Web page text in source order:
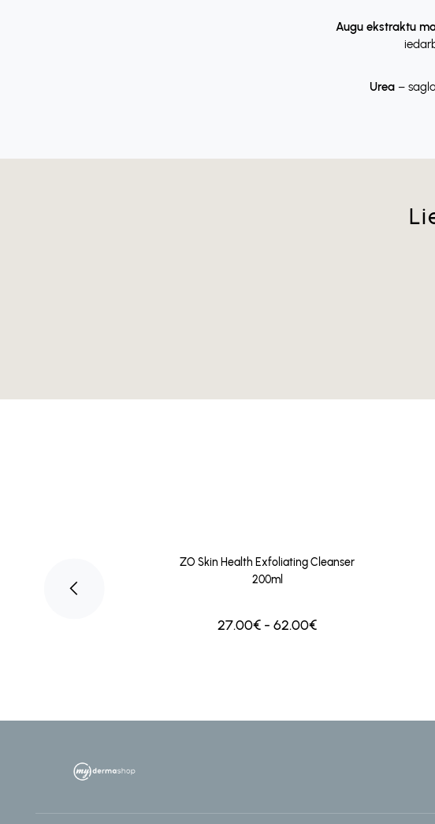
Augu ekstraktu
Urea –
Peel 50ml
ZO Skin Health Exfoliating Cleanser
200ml
27.00€ - 62.00€